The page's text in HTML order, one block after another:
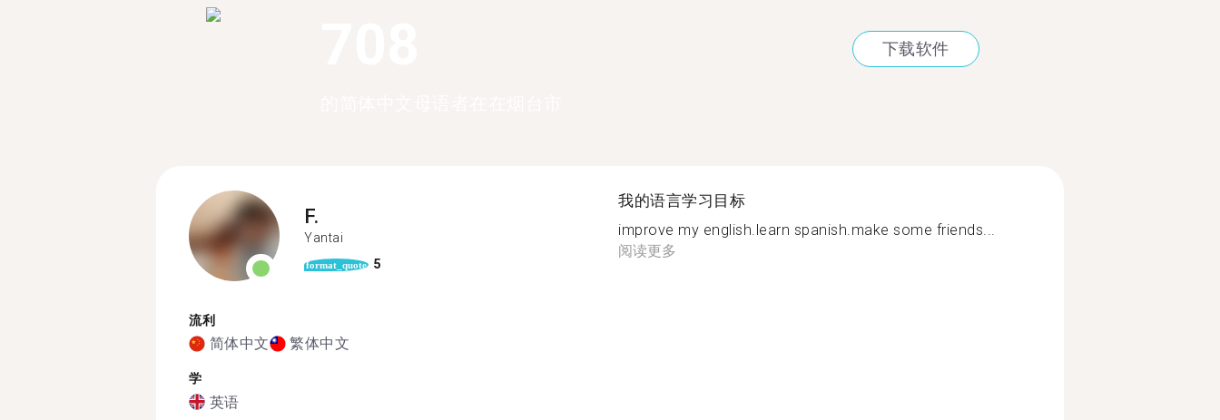
下载软件
F.
Yantai
format_quote 5
流利
简体中文 繁体中文
学
英语
我的语言学习目标
improve my english.learn spanish.make some friends...
阅读更多